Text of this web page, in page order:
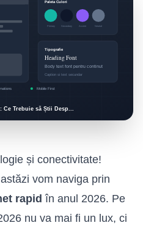
și conectivitate!
vom naviga prin
rapid în anul 2026. Pe
nu va mai fi un lux, ci